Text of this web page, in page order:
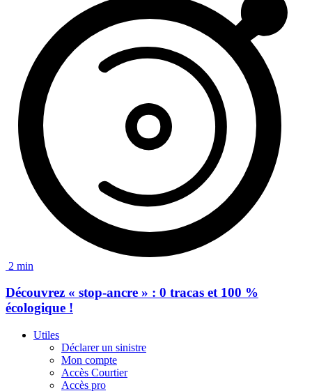
2 min
Découvrez « stop-ancre » : 0 tracas et 100 %
écologique !
Utiles
Déclarer un sinistre
Mon compte
Accès Courtier
Accès pro